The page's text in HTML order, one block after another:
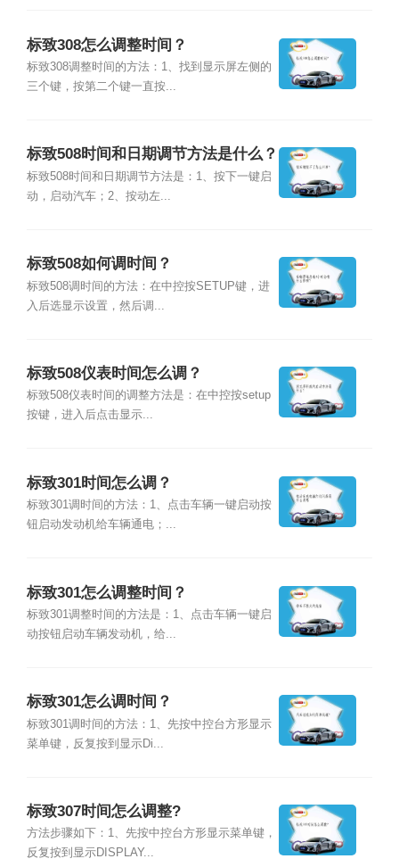
标致308怎么调整时间？
标致308调整时间的方法：1、找到显示屏左侧的
三个键，按第二个键一直按...
标致508时间和日期调节方法是什么？
标致508时间和日期调节方法是：1、按下一键启
动，启动汽车；2、按动左...
标致508如何调时间？
标致508调时间的方法：在中控按SETUP键，进
入后选显示设置，然后调...
标致508仪表时间怎么调？
标致508仪表时间的调整方法是：在中控按setup
按键，进入后点击显示...
标致301时间怎么调？
标致301调时间的方法：1、点击车辆一键启动按
钮启动发动机给车辆通电；...
标致301怎么调整时间？
标致301调整时间的方法是：1、点击车辆一键启
动按钮启动车辆发动机，给...
标致301怎么调时间？
标致301调时间的方法：1、先按中控台方形显示
菜单键，反复按到显示Di...
标致307时间怎么调整?
方法步骤如下：1、先按中控台方形显示菜单键，
反复按到显示DISPLAY...